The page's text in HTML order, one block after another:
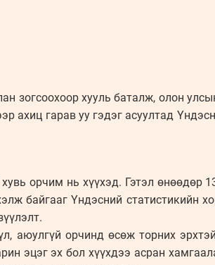
зогсоохоор хууль баталж, олон
ахиц гарав уу гэдэг асуултад
орчим нь хүүхэд. Гэтэл өнөөдөр
байгааг Үндэсний статистикийн
аюулгүй орчинд өсөж торних
эцэг эх бол хүүхдээ асран